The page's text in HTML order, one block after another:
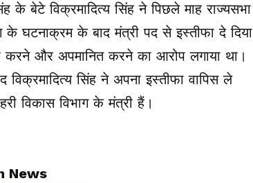
के बेटे विक्रमादित्य सिंह ने पिछले माह राज्यसभा
घटनाक्रम के बाद मंत्री पद से इस्तीफा दे दिया
करने और अपमानित करने का आरोप लगाया था।
सिंह ने अपना इस्तीफा वापिस ले
विकास विभाग के मंत्री हैं।
News